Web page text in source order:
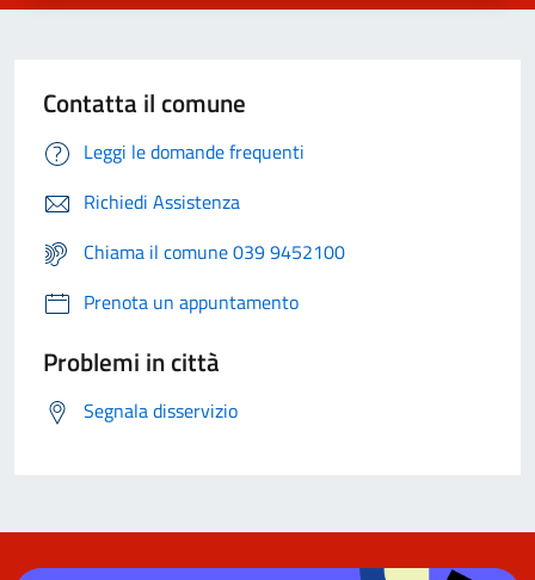
Contatta il comune
Leggi le domande frequenti
Richiedi Assistenza
Chiama il comune 039 9452100
Prenota un appuntamento
Problemi in città
Segnala disservizio